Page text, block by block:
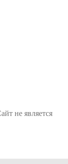
не является